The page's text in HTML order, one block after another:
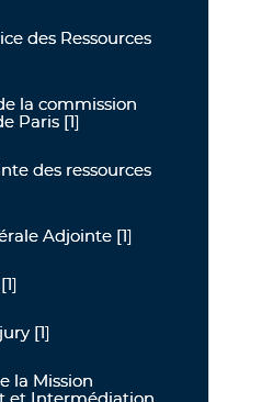
Humaines
des Ressources
auprès de la Ville de Paris
la commission
Paris [1]
humaines
des ressources
Adjointe [1]
[1]
[1]
Accompagnement et
la Mission